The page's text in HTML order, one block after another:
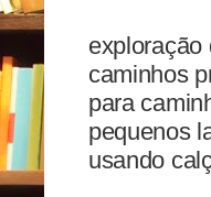
exploração
caminhos
para
pequenos
usando